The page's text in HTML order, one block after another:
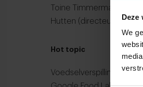
Deze
We
Toine Timmermans
Hutten (directeur van de
Hot topic
Voedselverspilling is